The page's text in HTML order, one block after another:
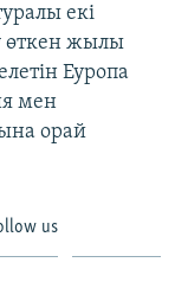
екі
өткен жылы
Еуропа
мен
орай
us